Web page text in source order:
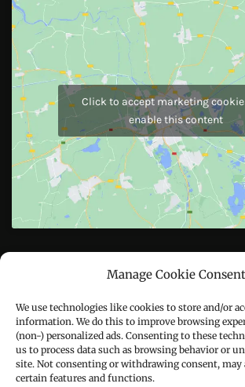
Manage Cookie Consent
We use technologies like cookies to store and/or
information. We do this to improve browsing
(non-) personalized ads. Consenting to these
us to process data such as browsing behavior or
site. Not consenting or withdrawing consent, may
certain features and functions.
JOIN US
Like Us On
Follow Us On
Call : +91-94172-62777
Email :